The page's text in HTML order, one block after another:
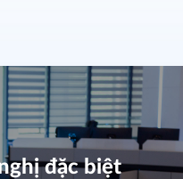
đặc biệt